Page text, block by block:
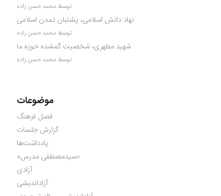
توسط محمد حسن زاده
نهاد دانش اسلامی، پشتبان تمدن اسلامی
توسط محمد حسن زاده
شهید مطهری، شخصیت گمشده حوزه ما
توسط محمد حسن زاده
موضوعات
فصل فرهنگ
گزارش جلسات
یادداشت‌ها
«سیدمصطفی مدرس»
آزادی
آزاداندیشی